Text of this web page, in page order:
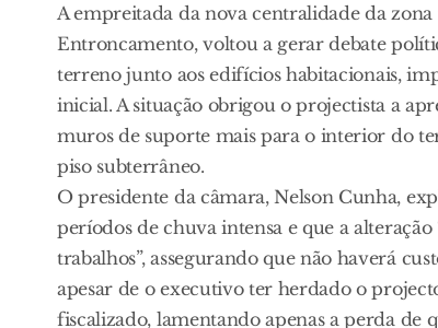
A empreitada da nova centralidade da
Entroncamento, voltou a gerar debate
terreno junto aos edifícios habitacionais,
inicial. A situação obrigou o projectista a
muros de suporte mais para o interior do
piso subterrâneo.
O presidente da câmara, Nelson Cunha,
períodos de chuva intensa e que a
trabalhos”, assegurando que não haverá
apesar de o executivo ter herdado o
fiscalizado, lamentando apenas a perda de